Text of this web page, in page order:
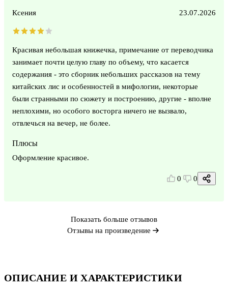
ОПИСАНИЕ И ХАРАКТЕРИСТИКИ
Ксения 23.07.2026
Красивая небольшая книжечка, примечание от переводчика
занимает почти целую главу по объему, что касается
содержания - это сборник небольших рассказов на тему
китайских лис и особенностей в мифологии, некоторые
были странными по сюжету и построению, другие - вполне
неплохими, но особого восторга ничего не вызвало,
отвлечься на вечер, не более.
Плюсы
Оформление красивое.
0 0
Показать больше отзывов
Отзывы на произведение